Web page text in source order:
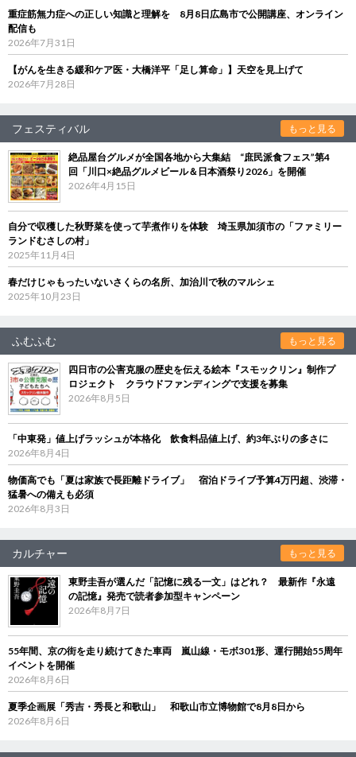
重症筋無力症への正しい知識と理解を 8月8日広島市で公開講座、オンライン
配信も
2026年7月31日
【がんを生きる緩和ケア医・大橋洋平「足し算命」】天空を見上げて
2026年7月28日
フェスティバル もっと見る
絶品屋台グルメが全国各地から大集結 “庶民派食フェス”第4
回「川口×絶品グルメビール＆日本酒祭り2026」を開催
2026年4月15日
自分で収穫した秋野菜を使って芋煮作りを体験 埼玉県加須市の「ファミリー
ランドむさしの村」
2025年11月4日
春だけじゃもったいないさくらの名所、加治川で秋のマルシェ
2025年10月23日
ふむふむ もっと見る
四日市の公害克服の歴史を伝える絵本『スモックリン』制作プ
ロジェクト クラウドファンディングで支援を募集
2026年8月5日
「中東発」値上げラッシュが本格化 飲食料品値上げ、約3年ぶりの多さに
2026年8月4日
物価高でも「夏は家族で長距離ドライブ」 宿泊ドライブ予算4万円超、渋滞・
猛暑への備えも必須
2026年8月3日
カルチャー もっと見る
東野圭吾が選んだ「記憶に残る一文」はどれ？ 最新作『永遠
の記憶』発売で読者参加型キャンペーン
2026年8月7日
55年間、京の街を走り続けてきた車両 嵐山線・モボ301形、運行開始55周年
イベントを開催
2026年8月6日
夏季企画展「秀吉・秀長と和歌山」 和歌山市立博物館で8月8日から
2026年8月6日